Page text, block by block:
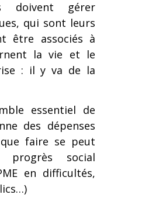
doivent gérer
qui sont leurs
être associés à
la vie et le
: il y va de la
essentiel de
des dépenses
faire se peut
progrès social
en difficultés,